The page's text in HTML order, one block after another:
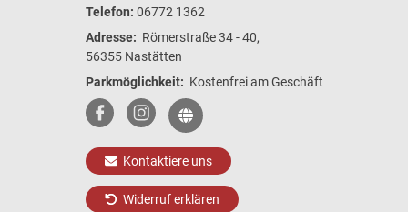
Telefon: 06772 1362
Adresse: Römerstraße 34 - 40,
56355 Nastätten
Parkmöglichkeit: Kostenfrei am Geschäft
Kontaktiere uns
Widerruf erklären